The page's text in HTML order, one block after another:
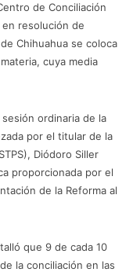
de Conciliación
resolución de
Chihuahua se coloca
cuya media
ordinaria de la
por el titular de la
Diódoro Siller
proporcionada por el
de la Reforma al
que 9 de cada 10
la conciliación en las